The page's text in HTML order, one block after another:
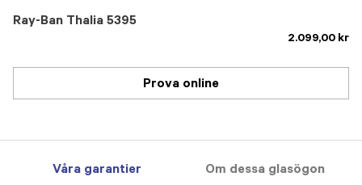
Ray-Ban Thalia 5395
2.099,00 kr
Prova online
Våra garantier Om dessa glasögon